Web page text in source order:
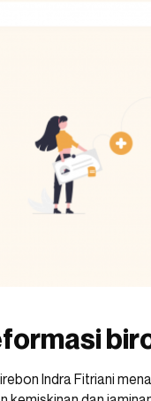
Indra Fitriani